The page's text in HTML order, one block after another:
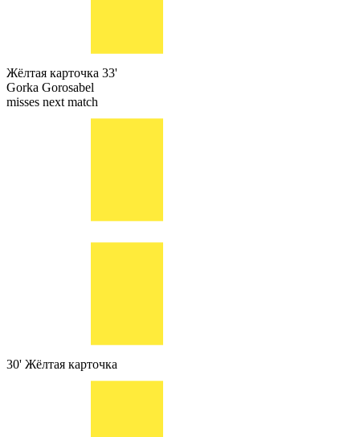
Жёлтая карточка 33'
Gorka Gorosabel
misses next match
30' Жёлтая карточка